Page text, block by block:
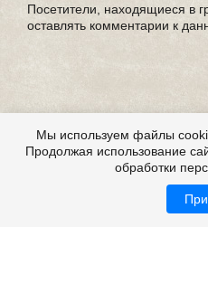
Посетители, находящиеся в
оставлять комментарии к
Мы используем файлы
Продолжая использование
обработки